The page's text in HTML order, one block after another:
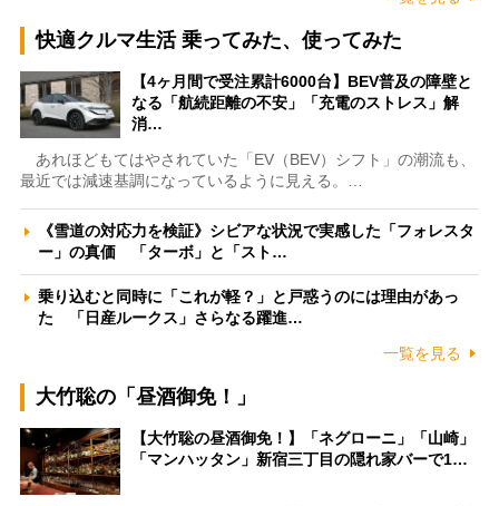
快適クルマ生活 乗ってみた、使ってみた
【4ヶ月間で受注累計6000台】BEV普及の障壁と
なる「航続距離の不安」「充電のストレス」解
消…
あれほどもてはやされていた「EV（BEV）シフト」の潮流も、
最近では減速基調になっているように見える。…
《雪道の対応力を検証》シビアな状況で実感した「フォレスタ
ー」の真価 「ターボ」と「スト…
乗り込むと同時に「これが軽？」と戸惑うのには理由があっ
た 「日産ルークス」さらなる躍進…
一覧を見る
大竹聡の「昼酒御免！」
【大竹聡の昼酒御免！】「ネグローニ」「山崎」
「マンハッタン」新宿三丁目の隠れ家バーで1…